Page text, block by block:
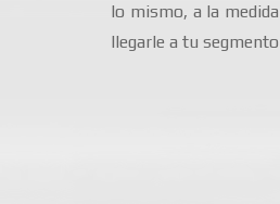
lo mismo, a la
llegarle a tu